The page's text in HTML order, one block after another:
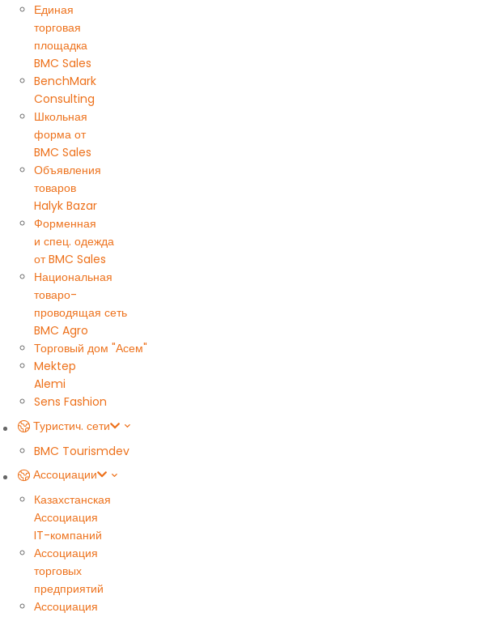
Единая
торговая
площадка
BMC Sales
BenchMark
Consulting
Школьная
форма от
BMC Sales
Объявления
товаров
Halyk Bazar
Форменная
и спец. одежда
от BMC Sales
Национальная
товаро-
проводящая сеть
BMC Agro
Торговый дом "Асем"
Mektep
Alemi
Sens Fashion
Туристич. сети
BMC Tourismdev
Ассоциации
Казахстанская
Ассоциация
IT-компаний
Ассоциация
торговых
предприятий
Ассоциация